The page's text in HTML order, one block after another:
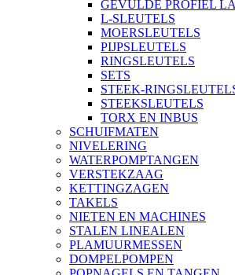
GEVULDE PROFIEL
L-SLEUTELS
MOERSLEUTELS
PIJPSLEUTELS
RINGSLEUTELS
SETS
STEEK-
STEEKSLEUTELS
TORX EN INBUS
SCHUIFMATEN
NIVELERING
WATERPOMPTANGEN
VERSTEKZAAG
KETTINGZAGEN
TAKELS
NIETEN EN MACHINES
STALEN LINEALEN
PLAMUURMESSEN
DOMPELPOMPEN